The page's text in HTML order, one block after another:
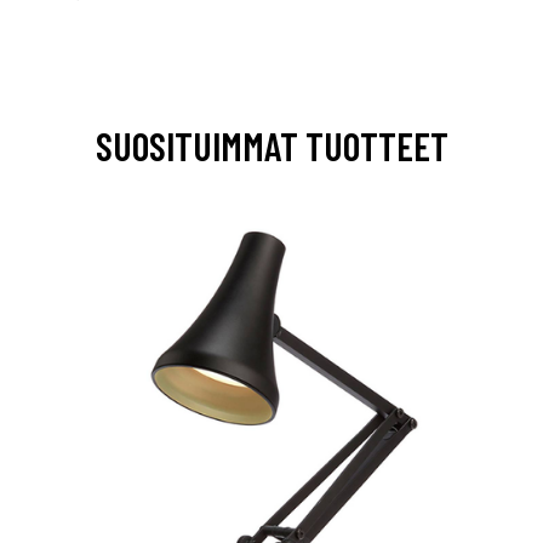
SUOSITUIMMAT TUOTTEET